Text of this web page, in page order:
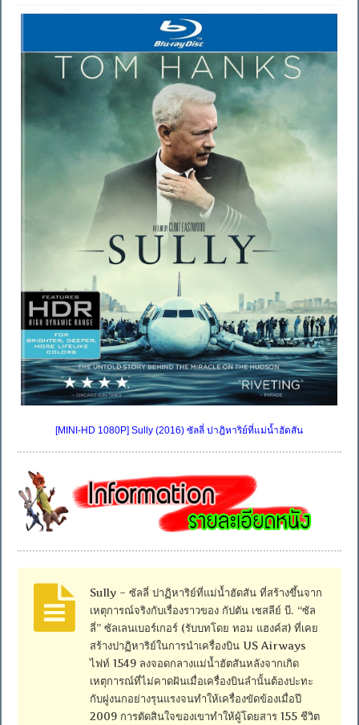
[MINI-HD 1080P] Sully (2016) ซัลลี่ ปาฎิหาริย์ที่แม่น้ำฮัดสัน
Sully – ซัลลี่ ปาฏิหาริย์ที่แม่น้ำฮัดสัน ที่สร้างขึ้นจาก
เหตุการณ์จริงกับเรื่องราวของ กัปตัน เชสลีย์ บี. “ซัล
ลี่” ซัลเลนเบอร์เกอร์ (รับบทโดย ทอม แฮงค์ส) ที่เคย
สร้างปาฏิหาริย์ในการนำเครื่องบิน US Airways
ไฟท์ 1549 ลงจอดกลางแม่น้ำฮัตสันหลังจากเกิด
เหตุการณ์ที่ไม่คาดฝันเมื่อเครื่องบินลำนั้นต้องปะทะ
กับฝูงนกอย่างรุนแรงจนทำให้เครื่องขัดข้องเมื่อปี
2009 การตัดสินใจของเขาทำให้ผู้โดยสาร 155 ชีวิต